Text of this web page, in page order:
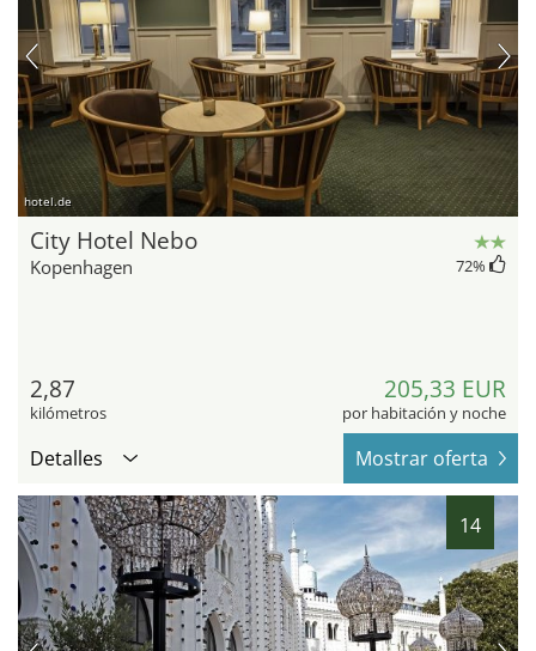
hotel.de
City Hotel Nebo
Kopenhagen 72%
2,87
kilómetros
205,33 EUR
por habitación y noche
Detalles Mostrar oferta
14